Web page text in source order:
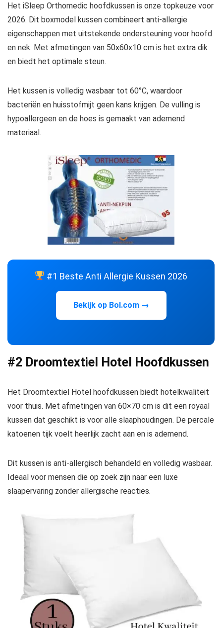
Het iSleep Orthomedic hoofdkussen is onze topkeuze voor
2026. Dit boxmodel kussen combineert anti-allergie
eigenschappen met uitstekende ondersteuning voor hoofd
en nek. Met afmetingen van 50x60x10 cm is het extra dik
en biedt het optimale steun.
Het kussen is volledig wasbaar tot 60°C, waardoor
bacteriën en huisstofmijt geen kans krijgen. De vulling is
hypoallergeen en de hoes is gemaakt van ademend
materiaal.
#1 Beste Anti Allergie Kussen 2026
Bekijk op Bol.com →
#2 Droomtextiel Hotel Hoofdkussen
Het Droomtextiel Hotel hoofdkussen biedt hotelkwaliteit
voor thuis. Met afmetingen van 60×70 cm is dit een royaal
kussen dat geschikt is voor alle slaaphoudingen. De percale
katoenen tijk voelt heerlijk zacht aan en is ademend.
Dit kussen is anti-allergisch behandeld en volledig wasbaar.
Ideaal voor mensen die op zoek zijn naar een luxe
slaapervaring zonder allergische reacties.